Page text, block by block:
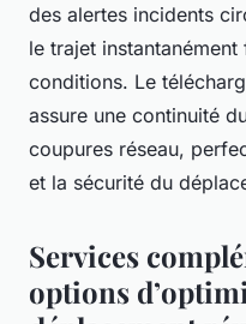
des alertes incidents
le trajet
conditions. Le
assure une continuité
coupures réseau,
et la sécurité du
Services
options